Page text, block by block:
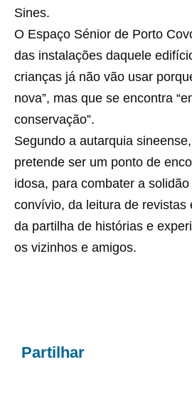
Sines.
O Espaço Sénior de Porto
das instalações daquele
crianças já não vão usar
nova”, mas que se encontra
conservação”.
Segundo a autarquia
pretende ser um ponto de
idosa, para combater a
convívio, da leitura de revistas
da partilha de histórias e
os vizinhos e amigos.
Partilhar